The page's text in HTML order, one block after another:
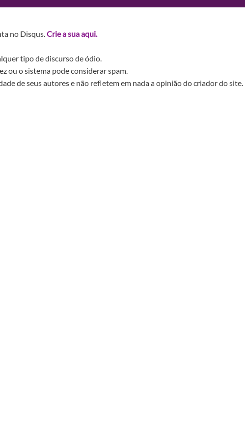
no Disqus.Crie a sua aqui.
tipo de discurso de ódio.
ou o sistema pode considerar spam.
de seus autores e não refletem em nada a opinião do criador do site.